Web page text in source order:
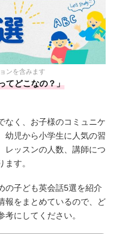
ンを含みます
てどこなの？」
なく、お子様のコミュニケ
幼児から小学生に人気の習
レッスンの人数、講師につ
す。
の子ども英会話5選を紹介
報をまとめているので、ど
にしてください。